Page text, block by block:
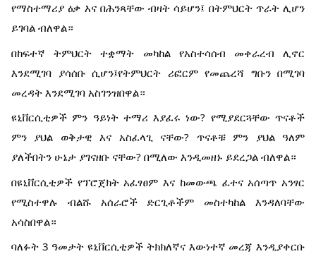
የማስተማሪያ ዕቃ እና በሕንጻቸው ብዛት ሳይሆን፤ በትምህርት ጥራት ሊሆን
ይገባል ብለዋል።
በከፍተኛ ትምህርት ተቋማት መካከል የአስተሳሰብ መቀራረብ ሊኖር
እንደሚገባ ያሳሰቡ ሲሆን፤የትምህርት ሪፎርም የመጨረሻ ግቡን በሚገባ
መረዳት እንደሚገባ አስገንዝበዋል።
ዩኒቨርሲቲዎች ምን ዓይነት ተማሪ እያፈሩ ነው? የሚያደርጓቸው ጥናቶች
ምን ያህል ወቅታዊ እና አስፈላጊ ናቸው? ጥናቶቹ ምን ያህል ዓለም
ያለችበትን ሁኔታ ያገናዘቡ ናቸው? በሚለው እንዲመዘኑ ይደረጋል ብለዋል።
በዩኒቨርሲቲዎች የፕሮጀክት አፈፃፀም እና ከመውጫ ፈተና አሰጣጥ አንፃር
የሚስተዋሉ ብልሹ አሰራሮች ድርጊቶችም መስተካከል እንዳለባቸው
አሳስበዋል።
ባለፉት 3 ዓመታት ዩኒቨርሲቲዎች ትክክለኛና እውነተኛ መረጃ እንዲያቀርቡ